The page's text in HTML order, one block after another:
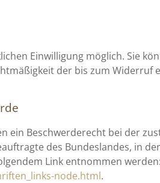
Einwilligung möglich. Sie
der bis zum
ein Beschwerderecht bei der
des Bundeslandes, in
Link entnommen werden:
node.html.